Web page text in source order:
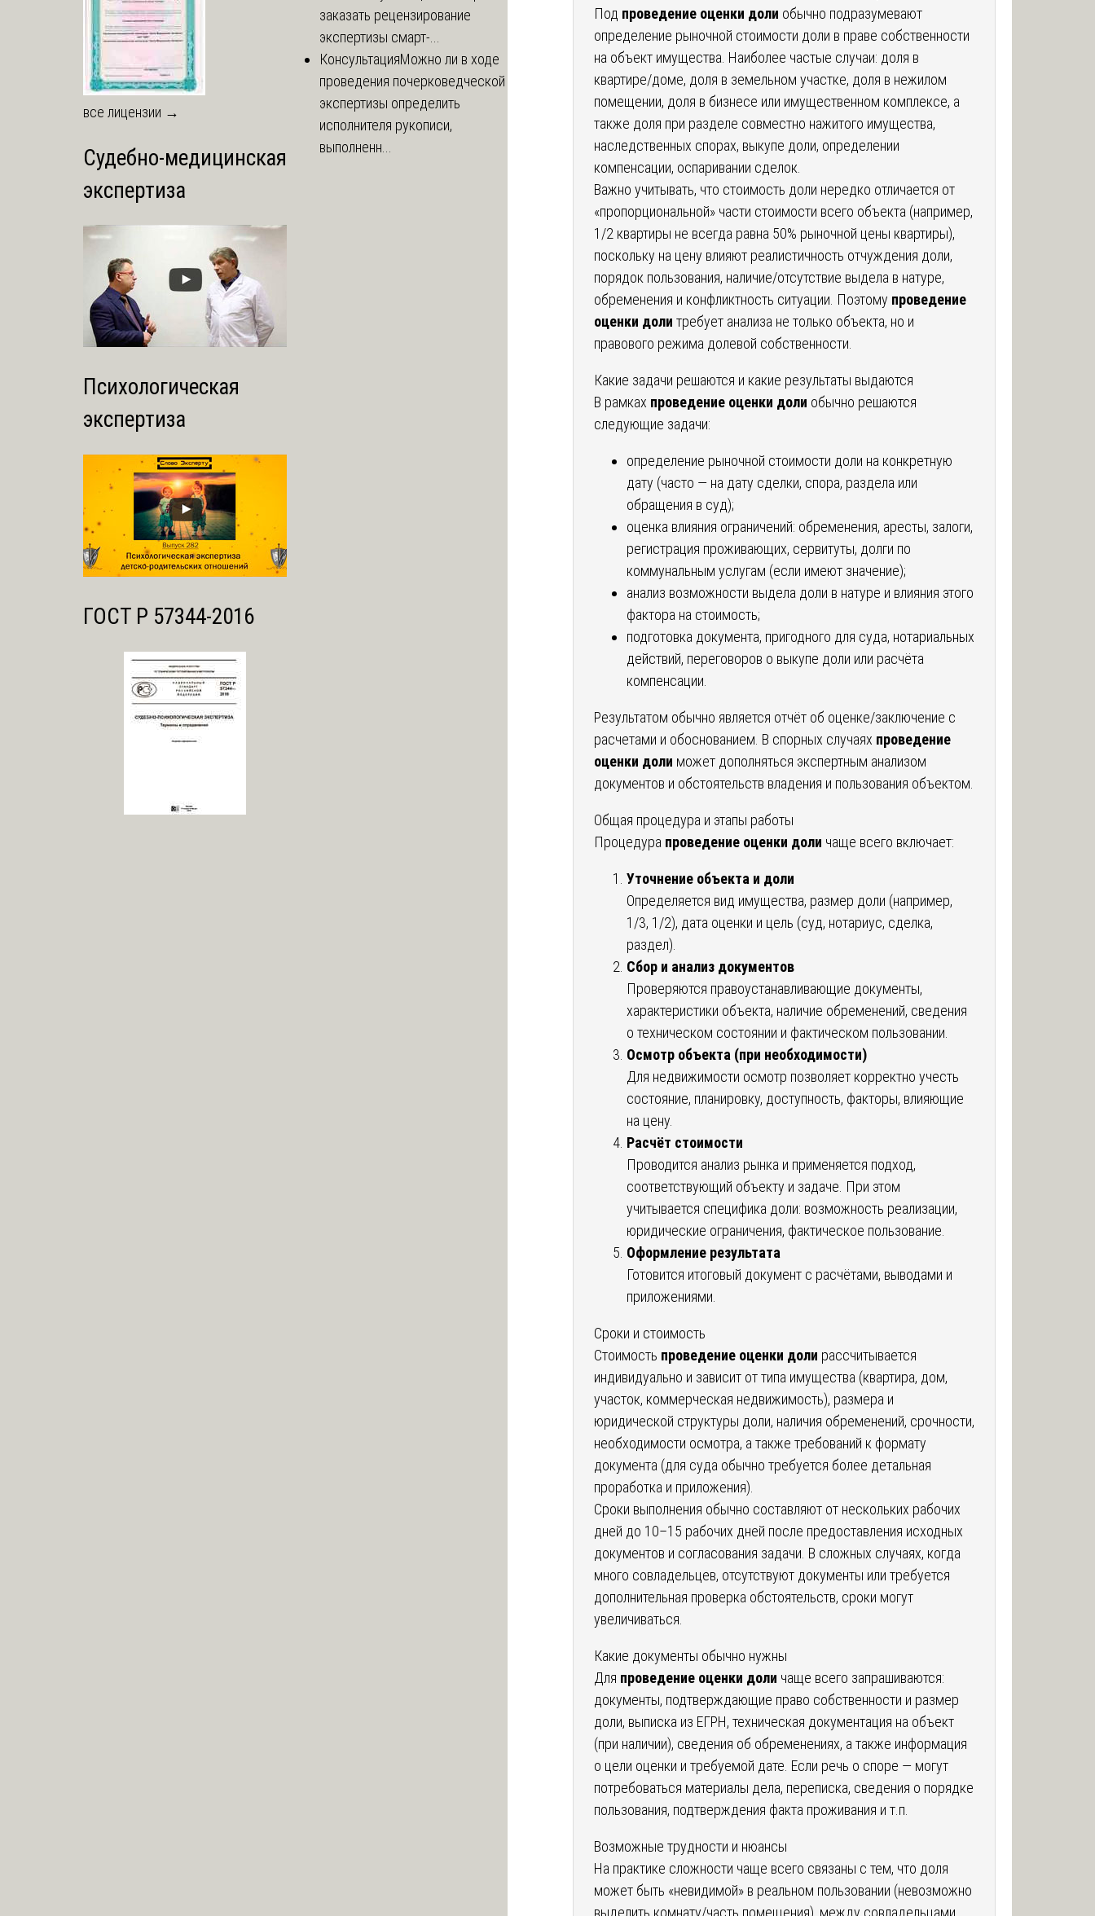
Под проведение оценки доли обычно подразумевают
определение рыночной стоимости доли в праве собственности
на объект имущества. Наиболее частые случаи: доля в
квартире/доме, доля в земельном участке, доля в нежилом
помещении, доля в бизнесе или имущественном комплексе, а
также доля при разделе совместно нажитого имущества,
наследственных спорах, выкупе доли, определении
компенсации, оспаривании сделок.
Важно учитывать, что стоимость доли нередко отличается от
«пропорциональной» части стоимости всего объекта (например,
1/2 квартиры не всегда равна 50% рыночной цены квартиры),
поскольку на цену влияют реалистичность отчуждения доли,
порядок пользования, наличие/отсутствие выдела в натуре,
обременения и конфликтность ситуации. Поэтому проведение
оценки доли требует анализа не только объекта, но и
правового режима долевой собственности.
Какие задачи решаются и какие результаты выдаются
В рамках проведение оценки доли обычно решаются
следующие задачи:
определение рыночной стоимости доли на конкретную
дату (часто — на дату сделки, спора, раздела или
обращения в суд);
оценка влияния ограничений: обременения, аресты, залоги,
регистрация проживающих, сервитуты, долги по
коммунальным услугам (если имеют значение);
анализ возможности выдела доли в натуре и влияния этого
фактора на стоимость;
подготовка документа, пригодного для суда, нотариальных
действий, переговоров о выкупе доли или расчёта
компенсации.
Результатом обычно является отчёт об оценке/заключение с
расчетами и обоснованием. В спорных случаях проведение
оценки доли может дополняться экспертным анализом
документов и обстоятельств владения и пользования объектом.
Общая процедура и этапы работы
Процедура проведение оценки доли чаще всего включает:
Уточнение объекта и доли
Определяется вид имущества, размер доли (например,
1/3, 1/2), дата оценки и цель (суд, нотариус, сделка,
раздел).
Сбор и анализ документов
Проверяются правоустанавливающие документы,
характеристики объекта, наличие обременений, сведения
о техническом состоянии и фактическом пользовании.
Осмотр объекта (при необходимости)
Для недвижимости осмотр позволяет корректно учесть
состояние, планировку, доступность, факторы, влияющие
на цену.
Расчёт стоимости
Проводится анализ рынка и применяется подход,
соответствующий объекту и задаче. При этом
учитывается специфика доли: возможность реализации,
юридические ограничения, фактическое пользование.
Оформление результата
Готовится итоговый документ с расчётами, выводами и
приложениями.
Сроки и стоимость
Стоимость проведение оценки доли рассчитывается
индивидуально и зависит от типа имущества (квартира, дом,
участок, коммерческая недвижимость), размера и
юридической структуры доли, наличия обременений, срочности,
необходимости осмотра, а также требований к формату
документа (для суда обычно требуется более детальная
проработка и приложения).
Сроки выполнения обычно составляют от нескольких рабочих
дней до 10–15 рабочих дней после предоставления исходных
документов и согласования задачи. В сложных случаях, когда
много совладельцев, отсутствуют документы или требуется
дополнительная проверка обстоятельств, сроки могут
увеличиваться.
Какие документы обычно нужны
Для проведение оценки доли чаще всего запрашиваются:
документы, подтверждающие право собственности и размер
доли, выписка из ЕГРН, техническая документация на объект
(при наличии), сведения об обременениях, а также информация
о цели оценки и требуемой дате. Если речь о споре — могут
потребоваться материалы дела, переписка, сведения о порядке
пользования, подтверждения факта проживания и т.п.
Возможные трудности и нюансы
На практике сложности чаще всего связаны с тем, что доля
может быть «невидимой» в реальном пользовании (невозможно
выделить комнату/часть помещения), между совладельцами
все лицензии →
Судебно-медицинская
экспертиза
Психологическая
экспертиза
ГОСТ Р 57344-2016
заказать рецензирование
экспертизы смарт-...
КонсультацияМожно ли в ходе
проведения почерковедческой
экспертизы определить
исполнителя рукописи,
выполненн...